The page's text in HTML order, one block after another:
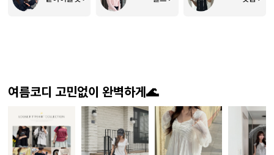
여름코디 고민없이 완벽하게🌊